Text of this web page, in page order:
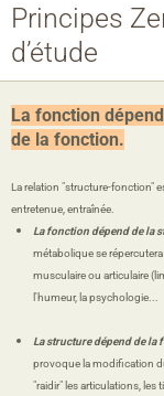
Agenda
Album photo
Panier
Pages
Principes
d’étude
La fonction
de la fonction.
La relation "structure-fonction"
entretenue, entraînée.
La fonction dépend de la
métabolique se
musculaire ou articulaire
l'humeur, la psychologie...
La structure dépend de la
provoque la modification
"raidir" les articulations, les